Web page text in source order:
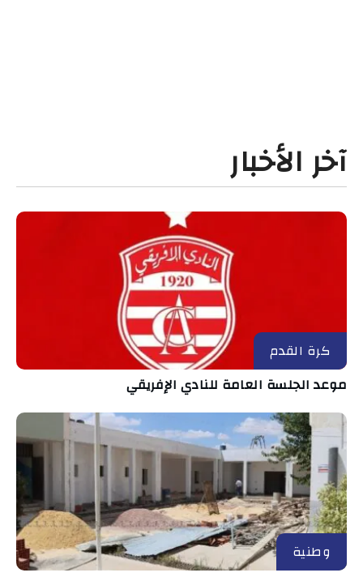
آخر الأخبار
كرة القدم
موعد الجلسة العامة للنادي الإفريقي
وطنية